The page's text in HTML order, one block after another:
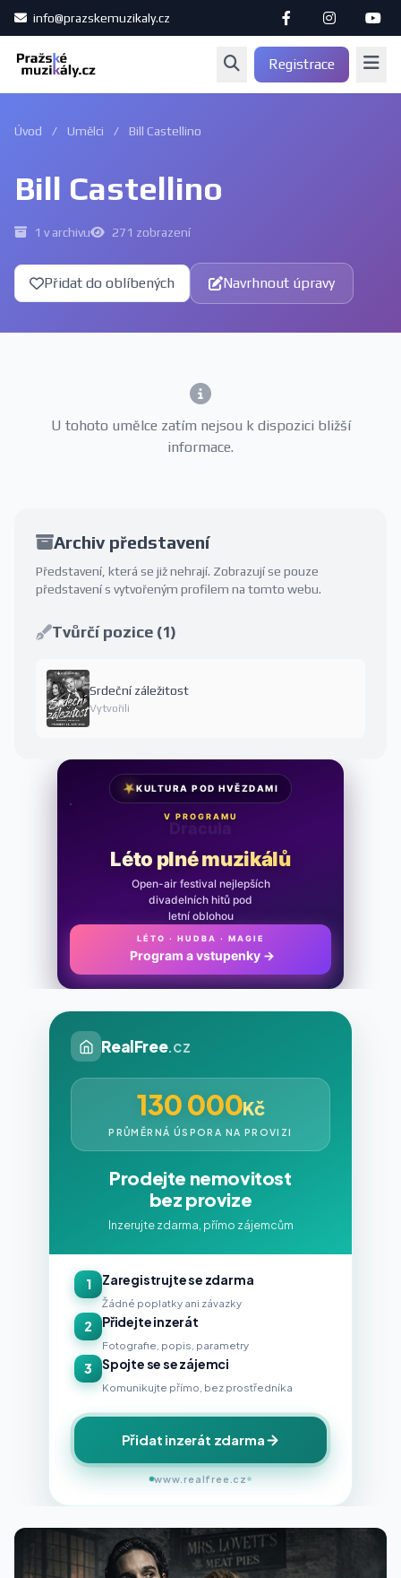
info@prazskemuzikaly.cz
Registrace
Úvod / Umělci / Bill Castellino
Bill Castellino
1 v archivu 271 zobrazení
Přidat do oblíbených Navrhnout úpravy
U tohoto umělce zatím nejsou k dispozici bližší
informace.
Archiv představení
Představení, která se již nehrají. Zobrazují se pouze
představení s vytvořeným profilem na tomto webu.
Tvůrčí pozice (1)
Srdeční záležitost
Vytvořili
★KULTURA POD HVĚZDAMI
V PROGRAMU
Léto plné muzikálů
Open-air festival nejlepších
divadelních hitů pod
letní oblohou
LÉTO · HUDBA · MAGIE
Program a vstupenky →
RealFree.cz
130 000Kč
PRŮMĚRNÁ ÚSPORA NA PROVIZI
Prodejte nemovitost
bez provize
Inzerujte zdarma, přímo zájemcům
1 Zaregistrujte se zdarma
Žádné poplatky ani závazky
2 Přidejte inzerát
Fotografie, popis, parametry
3 Spojte se se zájemci
Komunikujte přímo, bez prostředníka
Přidat inzerát zdarma
www.realfree.cz